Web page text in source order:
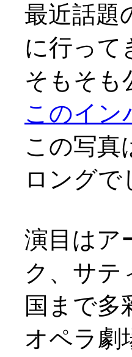
最近話題
に行っ
そもそも
このイン
この写真
ロング
演目はア
ク、サテ
国まで多
オペラ劇